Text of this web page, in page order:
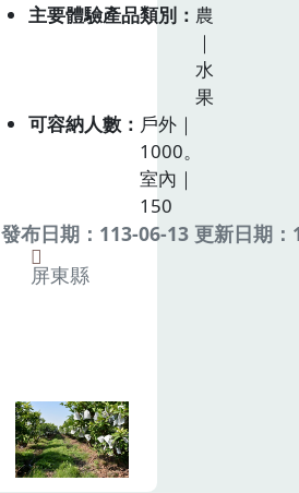
主要體驗產品類別
農
｜
水
果
可容納人數
戶外｜
1000。
室內｜
150
發布日期：113-06-13 更新日期
屏東縣